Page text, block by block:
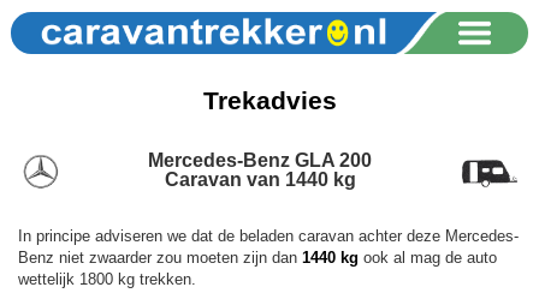
Trekadvies
Mercedes-Benz GLA 200
Caravan van 1440 kg
In principe adviseren we dat de beladen caravan achter deze Mercedes-
Benz niet zwaarder zou moeten zijn dan 1440 kg ook al mag de auto
wettelijk 1800 kg trekken.